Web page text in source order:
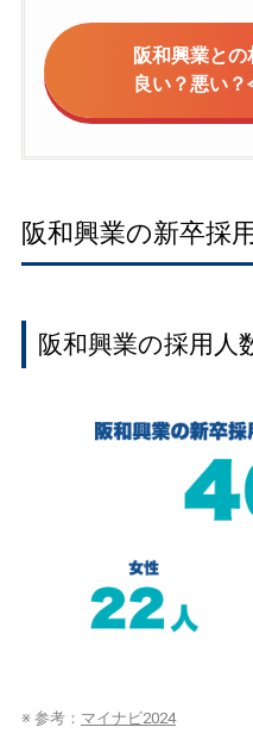
阪和興業との
良い？悪い？
阪和興業の新卒採
阪和興業の採用人
※ 参考： マイナビ2024